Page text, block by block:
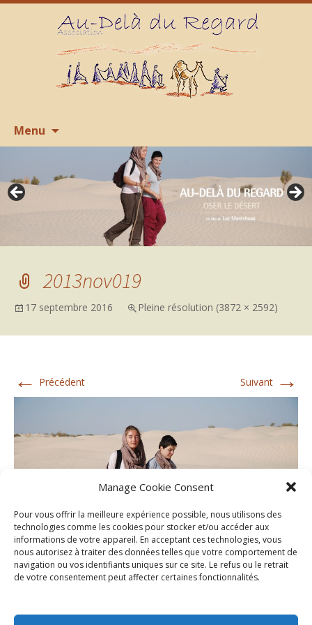
Manage Cookie Consent
Pour vous offrir la meilleure expérience possible, nous utilisons des
technologies comme les cookies pour stocker et/ou accéder aux
informations de votre appareil. En acceptant ces technologies, vous
nous autorisez à traiter des données telles que votre comportement de
navigation ou vos identifiants uniques sur ce site. Le refus ou le retrait
de votre consentement peut affecter certaines fonctionnalités.
Menu
contenu
2013nov019
17 septembre 2016 Pleine résolution (3872 × 2592)
← Précédent Suivant →